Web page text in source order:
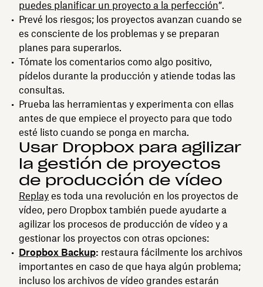
puedes planificar un proyecto a la perfección”.
Prevé los riesgos; los proyectos avanzan cuando se
es consciente de los problemas y se preparan
planes para superarlos.
Tómate los comentarios como algo positivo,
pídelos durante la producción y atiende todas las
consultas.
Prueba las herramientas y experimenta con ellas
antes de que empiece el proyecto para que todo
esté listo cuando se ponga en marcha.
Usar Dropbox para agilizar
la gestión de proyectos
de producción de vídeo
Replay es toda una revolución en los proyectos de
vídeo, pero Dropbox también puede ayudarte a
agilizar los procesos de producción de vídeo y a
gestionar los proyectos con otras opciones:
Dropbox Backup: restaura fácilmente los archivos
importantes en caso de que haya algún problema;
incluso los archivos de vídeo grandes estarán